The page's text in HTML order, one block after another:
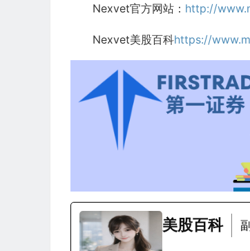
Nexvet官方网站： http://
Nexvet美股百科https://
美股百科